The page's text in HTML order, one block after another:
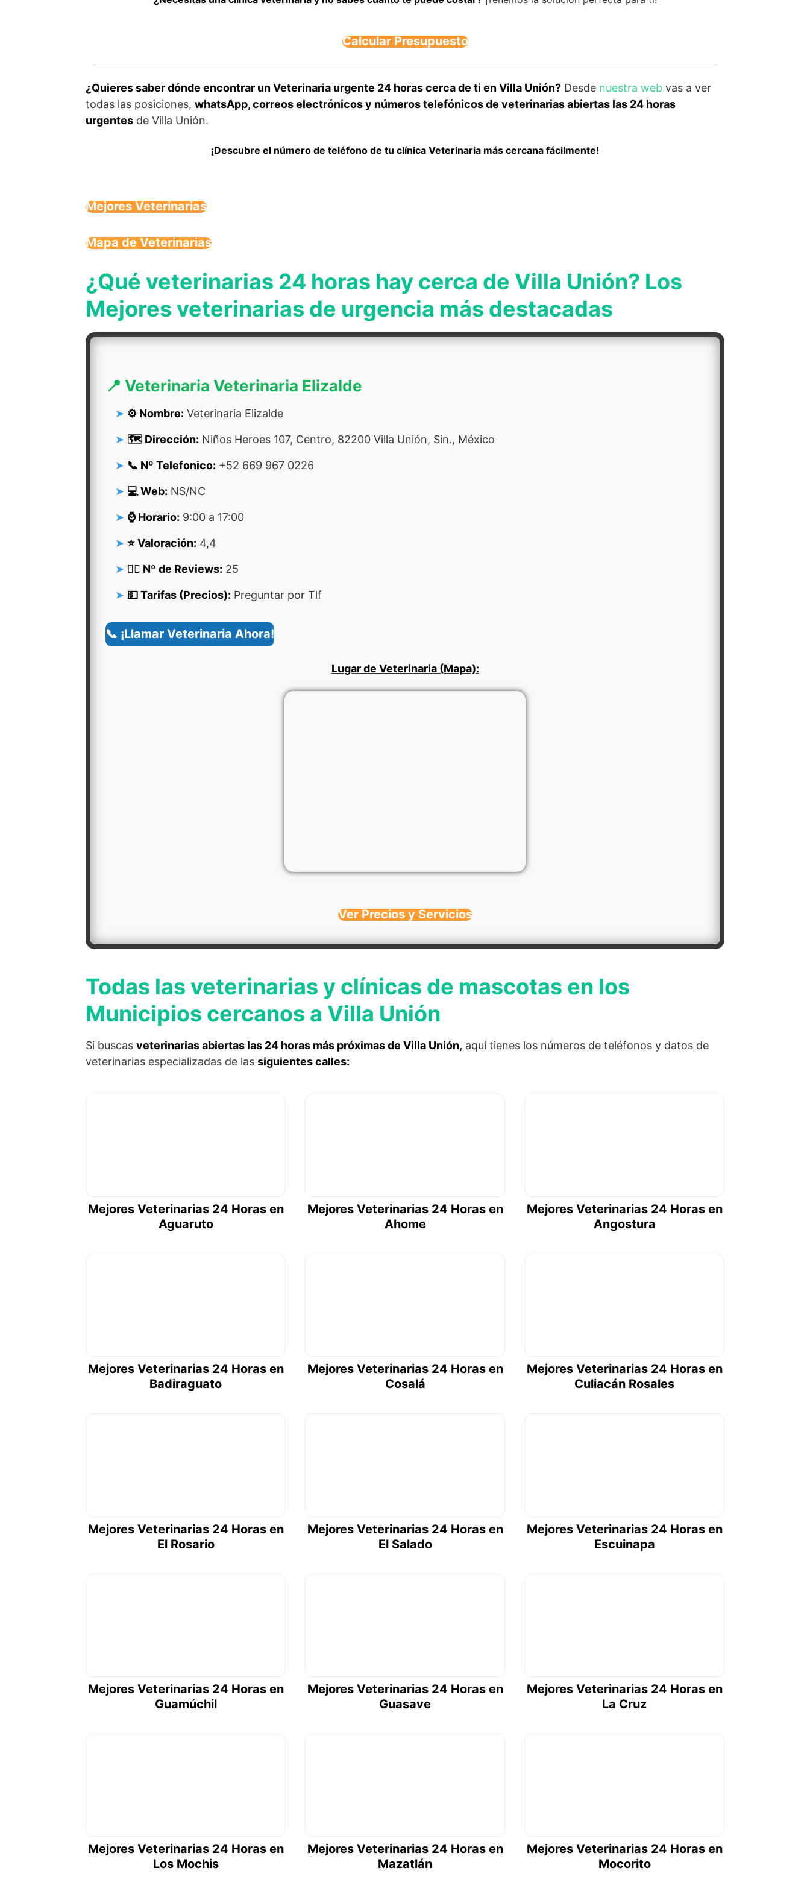
Calcular Presupuesto
¿Quieres saber dónde encontrar un Veterinaria urgente 24 horas cerca de ti en Villa Unión? Desde nuestra web vas a ver
todas las posiciones, whatsApp, correos electrónicos y números telefónicos de veterinarias abiertas las 24 horas
urgentes de Villa Unión.
¡Descubre el número de teléfono de tu clínica Veterinaria más cercana fácilmente!
Mejores Veterinarias
Mapa de Veterinarias
¿Qué veterinarias 24 horas hay cerca de Villa Unión? Los
Mejores veterinarias de urgencia más destacadas
📍 Veterinaria Veterinaria Elizalde
⚙️ Nombre: Veterinaria Elizalde
🗺️ Dirección: Niños Heroes 107, Centro, 82200 Villa Unión, Sin., México
📞 Nº Telefonico: +52 669 967 0226
💻 Web: NS/NC
⌚ Horario: 9:00 a 17:00
⭐ Valoración: 4,4
👍🏻 Nº de Reviews: 25
💵 Tarifas (Precios): Preguntar por Tlf
📞 ¡Llamar Veterinaria Ahora!
Lugar de Veterinaria (Mapa):
Ver Precios y Servicios
Todas las veterinarias y clínicas de mascotas en los
Municipios cercanos a Villa Unión
Si buscas veterinarias abiertas las 24 horas más próximas de Villa Unión, aquí tienes los números de teléfonos y datos de
veterinarias especializadas de las siguientes calles:
Mejores Veterinarias 24 Horas en
Aguaruto
Mejores Veterinarias 24 Horas en
Ahome
Mejores Veterinarias 24 Horas en
Angostura
Mejores Veterinarias 24 Horas en
Badiraguato
Mejores Veterinarias 24 Horas en
Cosalá
Mejores Veterinarias 24 Horas en
Culiacán Rosales
Mejores Veterinarias 24 Horas en
El Rosario
Mejores Veterinarias 24 Horas en
El Salado
Mejores Veterinarias 24 Horas en
Escuinapa
Mejores Veterinarias 24 Horas en
Guamúchil
Mejores Veterinarias 24 Horas en
Guasave
Mejores Veterinarias 24 Horas en
La Cruz
Mejores Veterinarias 24 Horas en
Los Mochis
Mejores Veterinarias 24 Horas en
Mazatlán
Mejores Veterinarias 24 Horas en
Mocorito